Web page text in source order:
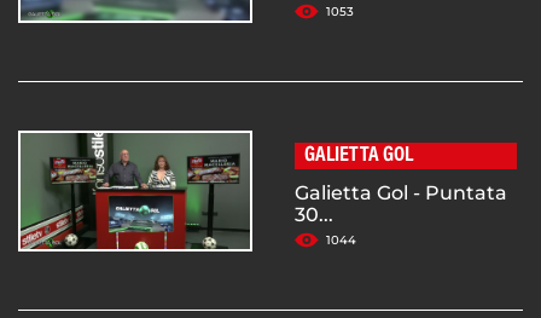
1053
GALIETTA GOL
Galietta Gol - Puntata
30...
1044